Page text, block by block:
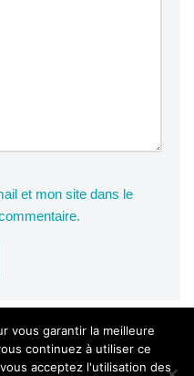
et mon site dans le
vous garantir la meilleure
continuez à utiliser ce
acceptez l'utilisation des